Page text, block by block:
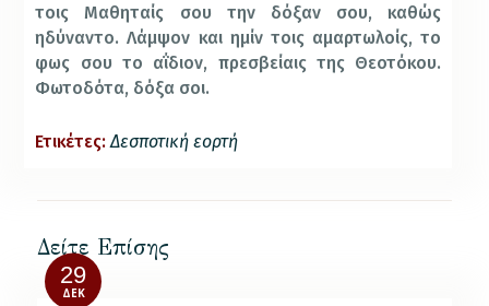
τοις Μαθηταίς σου την δόξαν σου, καθώς
ηδύναντο. Λάμψον και ημίν τοις αμαρτωλοίς, το
φως σου το αΐδιον, πρεσβείαις της Θεοτόκου.
Φωτοδότα, δόξα σοι.
Ετικέτες: Δεσποτική εορτή
Δείτε Επίσης
29
ΔΕΚ